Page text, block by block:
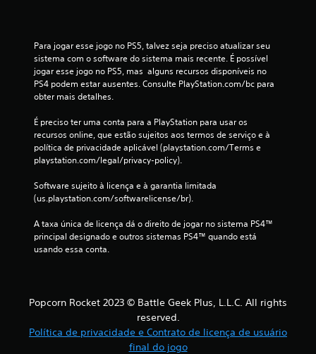
Para jogar esse jogo no PS5, talvez seja preciso atualizar seu
sistema com o software do sistema mais recente. É possível
jogar esse jogo no PS5, mas  alguns recursos disponíveis no
PS4 podem estar ausentes. Consulte PlayStation.com/bc para
obter mais detalhes.
É preciso ter uma conta para a PlayStation para usar os
recursos online, que estão sujeitos aos termos de serviço e à
política de privacidade aplicável (playstation.com/Terms e
playstation.com/legal/privacy-policy).
Software sujeito à licença e à garantia limitada
(us.playstation.com/softwarelicense/br).
A taxa única de licença dá o direito de jogar no sistema PS4™
principal designado e outros sistemas PS4™ quando está
usando essa conta.
Popcorn Rocket 2023 © Battle Geek Plus, L.L.C. All rights
reserved.
Política de privacidade e Contrato de licença de usuário
final do jogo